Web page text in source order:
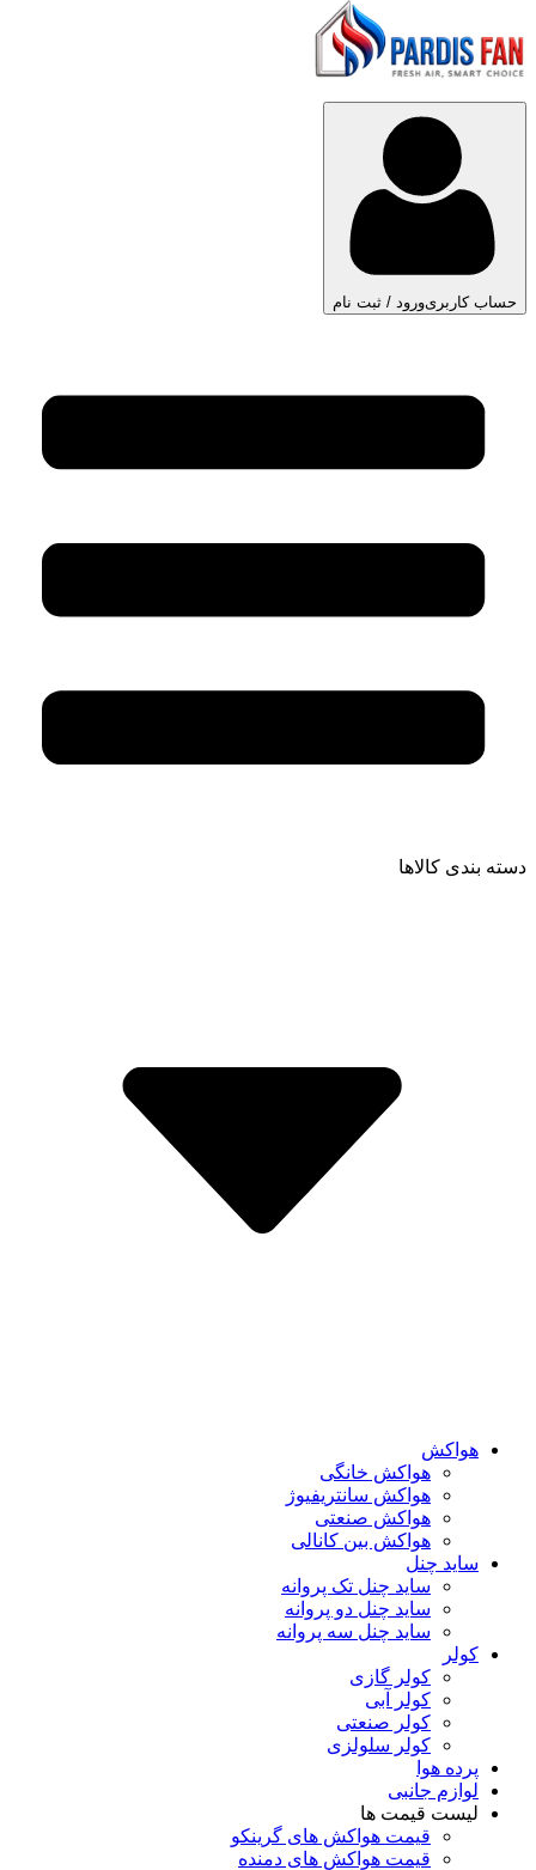
حساب کاربریورود / ثبت نام
دسته بندی کالاها
هواکش
هواکش خانگی
هواکش سانتریفیوژ
هواکش صنعتی
هواکش بین کانالی
ساید چنل
ساید چنل تک پروانه
ساید چنل دو پروانه
ساید چنل سه پروانه
کولر
کولر گازی
کولر آبی
کولر صنعتی
کولر سلولزی
پرده هوا
لوازم جانبی
لیست قیمت ها
قیمت هواکش های گرینکو
قیمت هواکش های دمنده